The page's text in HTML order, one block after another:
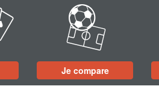
b
Je compare